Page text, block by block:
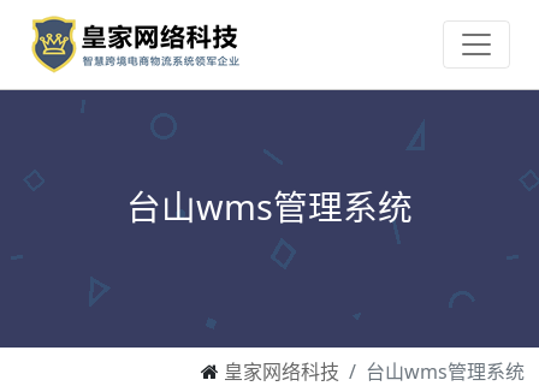
台山wms管理系统
皇家网络科技 台山wms管理系统